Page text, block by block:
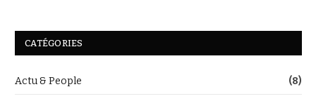
CATÉGORIES
Actu & People (8)